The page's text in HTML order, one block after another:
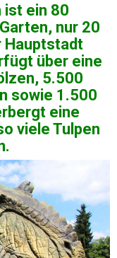
ist ein 80
nur 20
Hauptstadt
über eine
5.500
sowie 1.500
eine
viele Tulpen